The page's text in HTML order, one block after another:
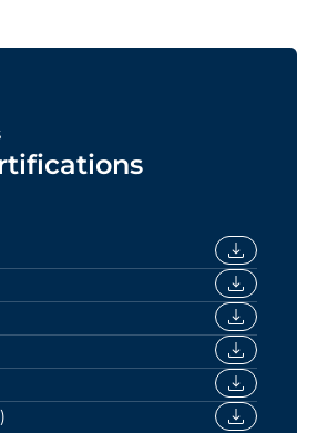
download
download
download
download
download
download